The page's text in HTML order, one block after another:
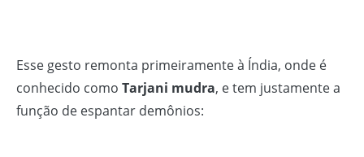
Esse gesto remonta primeiramente à Índia, onde é
conhecido como Tarjani mudra, e tem justamente a
função de espantar demônios: